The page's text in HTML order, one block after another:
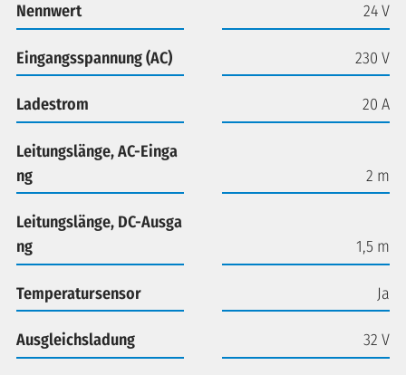
Nennwert
24 V
Eingangsspannung (AC) 230 V
Ladestrom 20 A
Leitungslänge, AC-Einga
ng
2 m
Leitungslänge, DC-Ausga
ng
1,5 m
Temperatursensor Ja
Ausgleichsladung 32 V